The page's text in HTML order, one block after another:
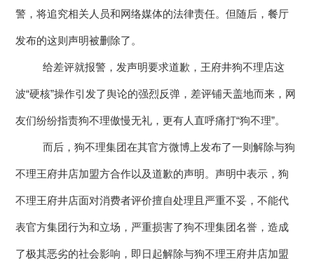
母婴行业
警，将追究相关人员和网络媒体的法律责任。但随后，餐厅
发布的这则声明被删除了。
给差评就报警，发声明要求道歉，王府井狗不理店这
波“硬核”操作引发了舆论的强烈反弹，差评铺天盖地而来，网
友们纷纷指责狗不理傲慢无礼，更有人直呼痛打“狗不理”。
而后，狗不理集团在其官方微博上发布了一则解除与狗
不理王府井店加盟方合作以及道歉的声明。声明中表示，狗
不理王府井店面对消费者评价擅自处理且严重不妥，不能代
表官方集团行为和立场，严重损害了狗不理集团名誉，造成
了极其恶劣的社会影响，即日起解除与狗不理王府井店加盟